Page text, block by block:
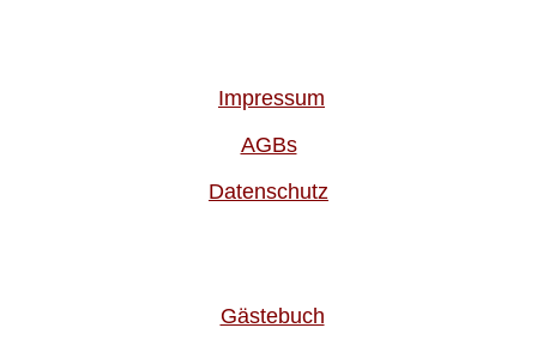
Impressum
AGBs
Datenschutz
Gästebuch